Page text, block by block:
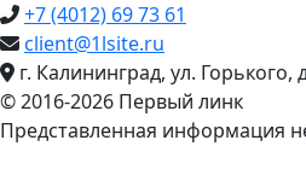
+7 (4012) 69 73 61
client@1lsite.ru
г. Калининград, ул. Горького,
© 2016-2026 Первый линк
Представленная информация